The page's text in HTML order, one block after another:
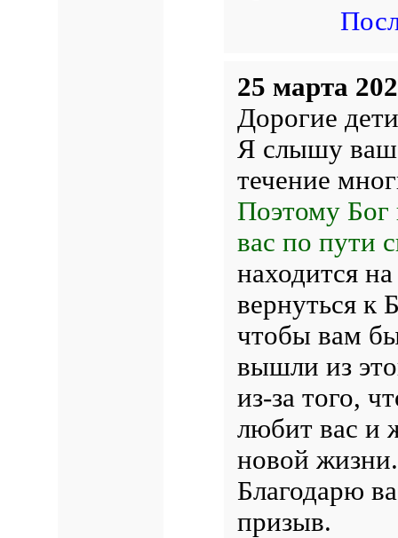
25 марта
Дорогие
Я слышу
течение
Поэтому Бог
вас по пути
находится
вернуться к
чтобы вам
вышли из
из-за того,
любит вас и
новой жизни.
Благодарю
призыв.